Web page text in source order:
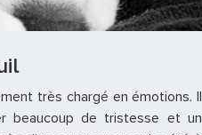
très chargé en émotions. Il
beaucoup de tristesse et un